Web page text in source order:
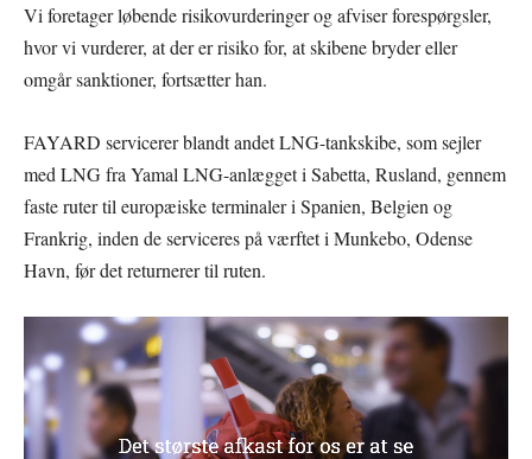
Vi foretager løbende risikovurderinger og afviser forespørgsler,
hvor vi vurderer, at der er risiko for, at skibene bryder eller
omgår sanktioner, fortsætter han.
FAYARD servicerer blandt andet LNG-tankskibe, som sejler
med LNG fra Yamal LNG-anlægget i Sabetta, Rusland, gennem
faste ruter til europæiske terminaler i Spanien, Belgien og
Frankrig, inden de serviceres på værftet i Munkebo, Odense
Havn, før det returnerer til ruten.